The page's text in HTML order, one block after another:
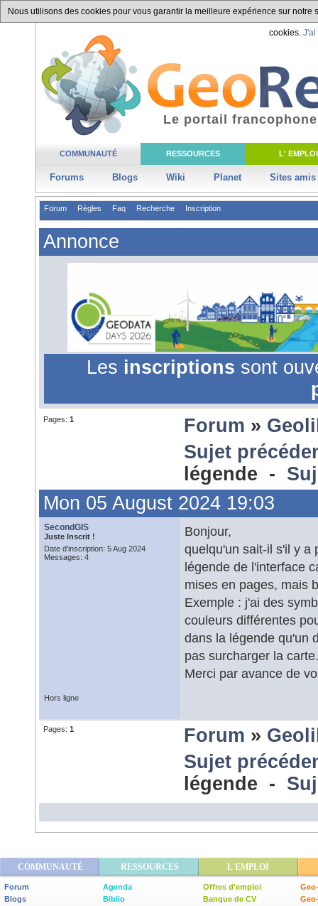
Nous utilisons des cookies pour vous garantir la meilleure expérience sur
cookies. J'ai
COMMUNAUTÉ RESSOURCES L' EMPLOI
Forums Blogs Wiki Planet Sites amis
Le portail
Forum Règles Faq Recherche Inscription
Annonce
Les inscriptions sont
Pages: 1 Forum »
Sujet
légende -
Mon 05 August 2024 19:03
SecondGIS
Juste Inscrit !
Date d'inscription: 5 Aug 2024
Messages: 4
Bonjour,
quelqu'un sait-il s'il y a
légende de l'interface
mises en pages, mais
Exemple : j'ai des
couleurs différentes
dans la légende qu'un
pas surcharger la carte.
Merci par avance de
Hors ligne
Pages: 1 Forum »
Sujet
légende -
COMMUNAUTÉ RESSOURCES L'EMPLOI
Forum
Blogs
Agenda
Biblio
Offres d'emploi
Banque de CV